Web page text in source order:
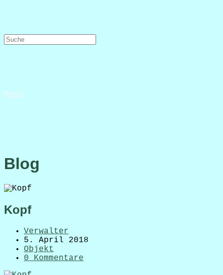
Menü
Blog
Kopf
Verwalter
5. April 2018
Objekt
0 Kommentare